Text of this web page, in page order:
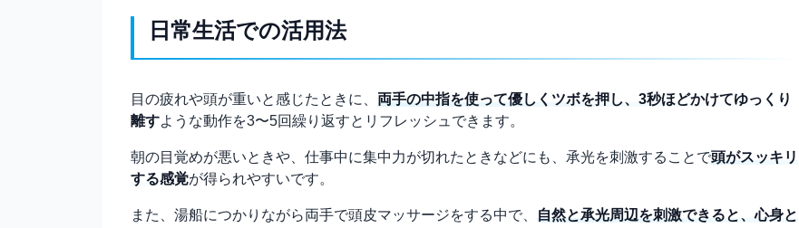
日常生活での活用法
目の疲れや頭が重いと感じたときに、 両手の中指を使って優しくツボを押し、3秒ほどかけてゆっくり
離すような動作を3〜5回繰り返すとリフレッシュできます。
朝の目覚めが悪いときや、仕事中に集中力が切れたときなどにも、承光を刺激することで頭がスッキリ
する感覚が得られやすいです。
また、湯船につかりながら両手で頭皮マッサージをする中で、 自然と承光周辺を刺激できると、心身と